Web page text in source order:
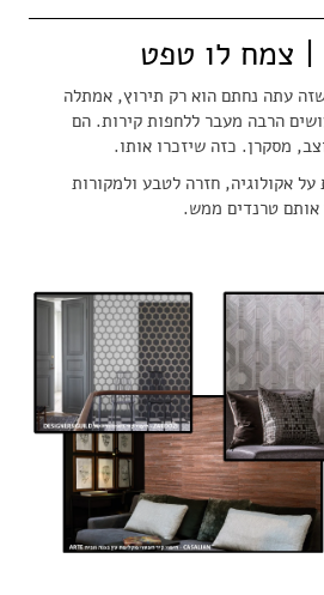
| צמח לו טפט
עתה נחתם הוא רק תירוץ, אמתלה
הרבה מעבר ללחפות קירות. הם
מסקרן. כזה שיזכרו אותו.
אקולוגיה, חזרה לטבע ולמקורות
אותם טרנדים ממש.